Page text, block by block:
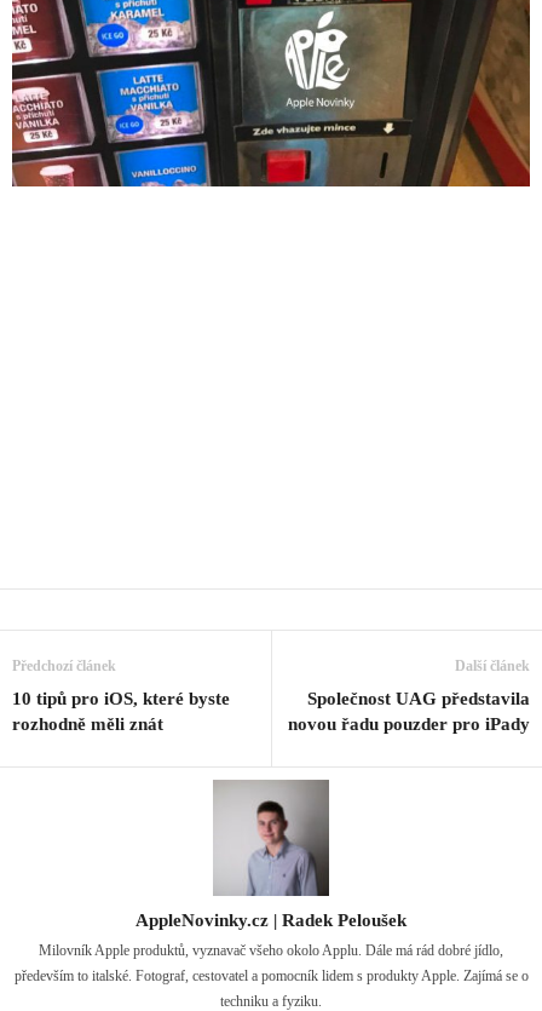
Předchozí článek
10 tipů pro iOS, které byste
rozhodně měli znát
Další článek
Společnost UAG představila
novou řadu pouzder pro iPady
AppleNovinky.cz | Radek Peloušek
Milovník Apple produktů, vyznavač všeho okolo Applu. Dále má rád dobré jídlo,
především to italské. Fotograf, cestovatel a pomocník lidem s produkty Apple. Zajímá se o
techniku a fyziku.